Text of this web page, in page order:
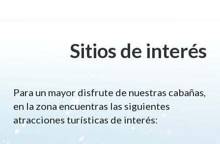
Sitios de interés
Para un mayor disfrute de nuestras cabañas,
en la zona encuentras las siguientes
atracciones turísticas de interés: